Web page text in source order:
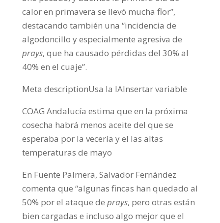
calor en primavera se llevó mucha flor”,
destacando también una “incidencia de
algodoncillo y especialmente agresiva de
prays, que ha causado pérdidas del 30% al
40% en el cuaje”.
Meta descriptionUsa la IAInsertar variable
COAG Andalucía estima que en la próxima
cosecha habrá menos aceite del que se
esperaba por la vecería y el las altas
temperaturas de mayo
En Fuente Palmera, Salvador Fernández
comenta que “algunas fincas han quedado al
50% por el ataque de prays, pero otras están
bien cargadas e incluso algo mejor que el